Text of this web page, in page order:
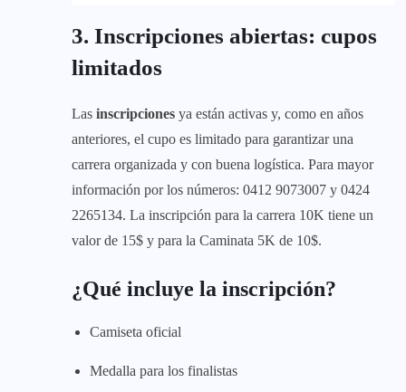
3. Inscripciones abiertas: cupos
limitados
Las inscripciones ya están activas y, como en años
anteriores, el cupo es limitado para garantizar una
carrera organizada y con buena logística. Para mayor
información por los números: 0412 9073007 y 0424
2265134. La inscripción para la carrera 10K tiene un
valor de 15$ y para la Caminata 5K de 10$.
¿Qué incluye la inscripción?
Camiseta oficial
Medalla para los finalistas